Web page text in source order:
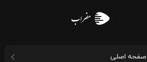
مضراب
صفحه اصلی